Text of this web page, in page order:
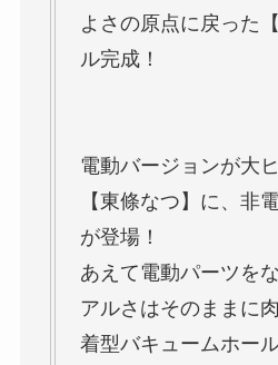
よさの原点に戻った
ル完成！
電動バージョンが大
【東條なつ】に、非
が登場！
あえて電動パーツを
アルさはそのままに
着型バキュームホー